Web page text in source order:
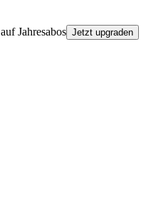
auf Jahresabos Jetzt upgraden